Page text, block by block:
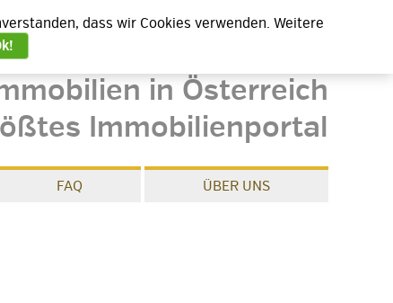
in Österreich
Immobilienportal
FAQ ÜBER UNS
dass wir Cookies verwenden. Weitere